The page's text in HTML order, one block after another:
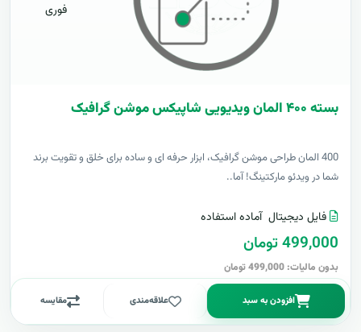
فوری
بسته ۴۰۰ المان ویدیویی شاپیکس موشن گرافیک
400 المان طراحی موشن گرافیک، ابزار حرفه ای و ساده برای خلق و تقویت برند
شما در ویدئو مارکتینگ! آما..
فایل دیجیتال آماده استفاده
499,000 تومان
بدون مالیات: 499,000 تومان
افزودن به سبد علاقه‌مندی مقایسه